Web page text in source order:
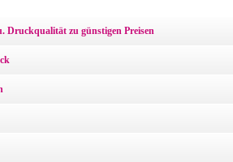
Druckqualität zu günstigen Preisen